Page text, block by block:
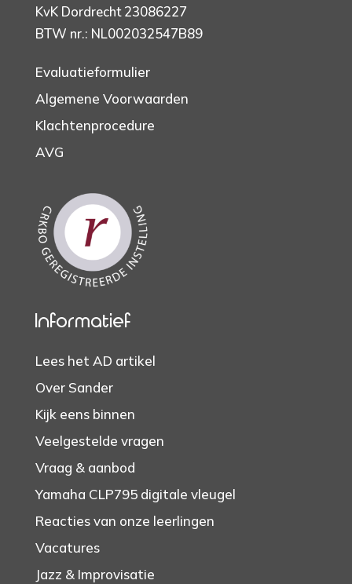
KvK Dordrecht 23086227
BTW nr.: NL002032547B89
Evaluatieformulier
Algemene Voorwaarden
Klachtenprocedure
AVG
Informatief
Lees het AD artikel
Over Sander
Kijk eens binnen
Veelgestelde vragen
Vraag & aanbod
Yamaha CLP795 digitale vleugel
Reacties van onze leerlingen
Vacatures
Jazz & Improvisatie